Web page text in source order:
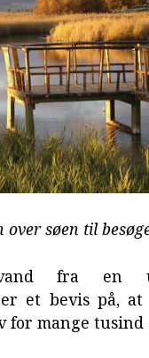
søen til
fra en
et bevis på, at
for mange tusind